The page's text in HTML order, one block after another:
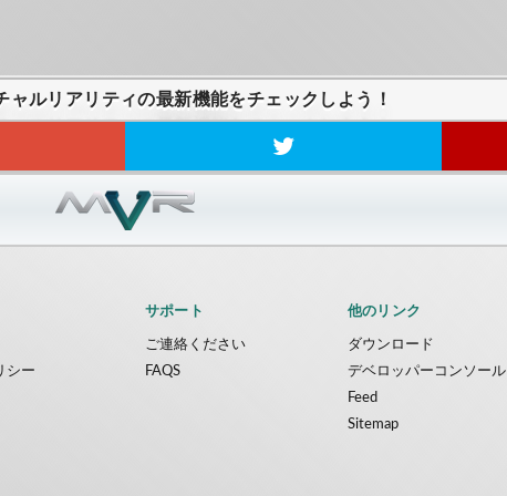
ャルリアリティの最新機能をチェックしよう！
シー
サポート
ご連絡ください
FAQS
他のリンク
ダウンロード
デベロッパーコンソール
Feed
Sitemap